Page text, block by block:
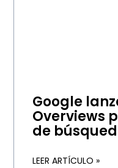
Google
Overviews
de
LEER ARTÍCULO »